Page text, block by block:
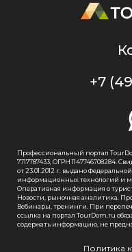
+7
Профессиональный портал
7717787433, ОГРН 1147746708284.
от 23.01.2012 г. выдано
информационных технологий и
Оперативная информация о
Новости, рыночная аналитика.
Вебинары, тренинги. При
ссылка на портал TourDom.ru
содержать информацию, не
Политика